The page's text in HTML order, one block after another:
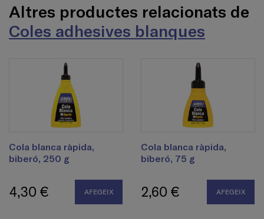
Altres productes relacionats de
Coles adhesives blanques
Cola blanca ràpida,
biberó, 250 g
4,30 € AFEGEIX
Cola blanca ràpida,
biberó, 75 g
2,60 € AFEGEIX